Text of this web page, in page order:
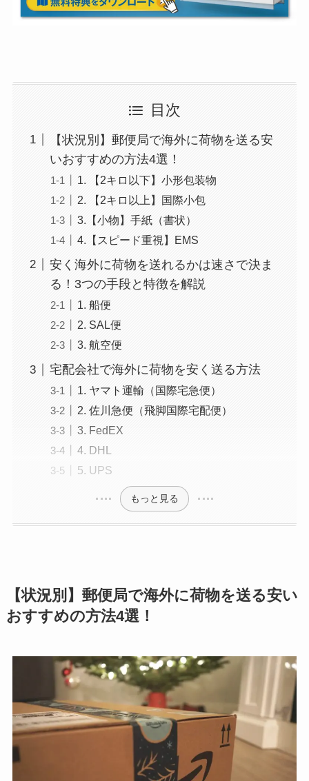
目次
【状況別】郵便局で海外に荷物を送る安
いおすすめの方法4選！
1. 【2キロ以下】小形包装物
2. 【2キロ以上】国際小包
3.【小物】手紙（書状）
4.【スピード重視】EMS
安く海外に荷物を送れるかは速さで決ま
る！3つの手段と特徴を解説
1. 船便
2. SAL便
3. 航空便
宅配会社で海外に荷物を安く送る方法
1. ヤマト運輸（国際宅急便）
2. 佐川急便（飛脚国際宅配便）
3. FedEX
4. DHL
5. UPS
もっと見る
【状況別】郵便局で海外に荷物を送る安い
おすすめの方法4選！